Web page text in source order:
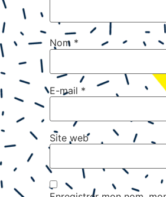
Nom *
E-mail *
Site web